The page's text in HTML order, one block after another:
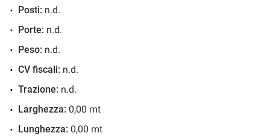
36 Mesi
519€/mese
48 Mesi
Posti: n.d.
Porte: n.d.
Peso: n.d.
CV fiscali: n.d.
Trazione: n.d.
Larghezza: 0,00 mt
Lunghezza: 0,00 mt